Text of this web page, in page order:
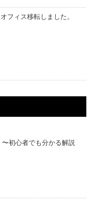
フィス移転しました。
初心者でも分かる解説